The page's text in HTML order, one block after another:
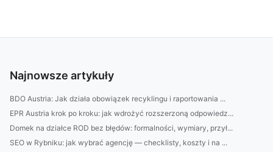
Najnowsze artykuły
BDO Austria: Jak działa obowiązek recyklingu i raportowania ...
EPR Austria krok po kroku: jak wdrożyć rozszerzoną odpowiedz...
Domek na działce ROD bez błędów: formalności, wymiary, przył...
SEO w Rybniku: jak wybrać agencję — checklisty, koszty i na ...